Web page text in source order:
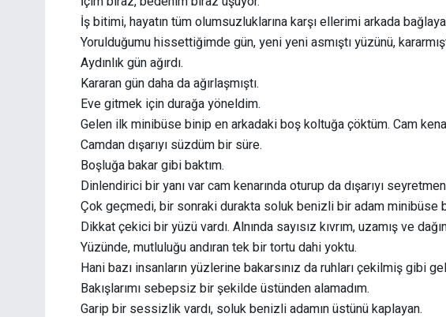
İş bitimi, hayatın tüm olumsuzluklarına karşı ellerimi arkada
Yorulduğumu hissettiğimde gün, yeni yeni asmıştı yüzünü,
Aydınlık gün ağırdı.
Kararan gün daha da ağırlaşmıştı.
Eve gitmek için durağa yöneldim.
Gelen ilk minibüse binip en arkadaki boş koltuğa çöktüm. Cam
Camdan dışarıyı süzdüm bir süre.
Boşluğa bakar gibi baktım.
Dinlendirici bir yanı var cam kenarında oturup da dışarıyı
Çok geçmedi, bir sonraki durakta soluk benizli bir adam minibüse
Dikkat çekici bir yüzü vardı. Alnında sayısız kıvrım, uzamış ve
Yüzünde, mutluluğu andıran tek bir tortu dahi yoktu.
Hani bazı insanların yüzlerine bakarsınız da ruhları çekilmiş gibi
Bakışlarımı sebepsiz bir şekilde üstünden alamadım.
Garip bir sessizlik vardı, soluk benizli adamın üstünü kaplayan.